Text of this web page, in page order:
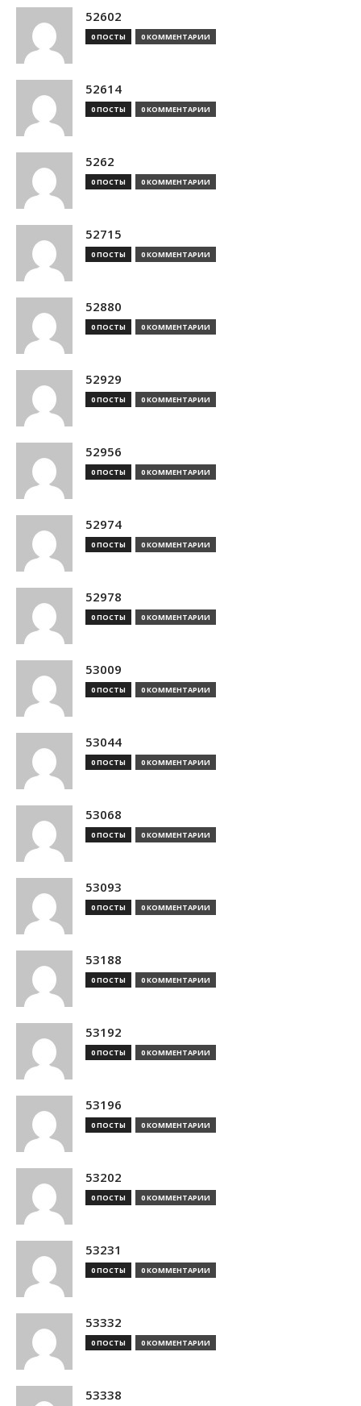
52602
0 ПОСТЫ 0 КОММЕНТАРИИ
52614
0 ПОСТЫ 0 КОММЕНТАРИИ
5262
0 ПОСТЫ 0 КОММЕНТАРИИ
52715
0 ПОСТЫ 0 КОММЕНТАРИИ
52880
0 ПОСТЫ 0 КОММЕНТАРИИ
52929
0 ПОСТЫ 0 КОММЕНТАРИИ
52956
0 ПОСТЫ 0 КОММЕНТАРИИ
52974
0 ПОСТЫ 0 КОММЕНТАРИИ
52978
0 ПОСТЫ 0 КОММЕНТАРИИ
53009
0 ПОСТЫ 0 КОММЕНТАРИИ
53044
0 ПОСТЫ 0 КОММЕНТАРИИ
53068
0 ПОСТЫ 0 КОММЕНТАРИИ
53093
0 ПОСТЫ 0 КОММЕНТАРИИ
53188
0 ПОСТЫ 0 КОММЕНТАРИИ
53192
0 ПОСТЫ 0 КОММЕНТАРИИ
53196
0 ПОСТЫ 0 КОММЕНТАРИИ
53202
0 ПОСТЫ 0 КОММЕНТАРИИ
53231
0 ПОСТЫ 0 КОММЕНТАРИИ
53332
0 ПОСТЫ 0 КОММЕНТАРИИ
53338